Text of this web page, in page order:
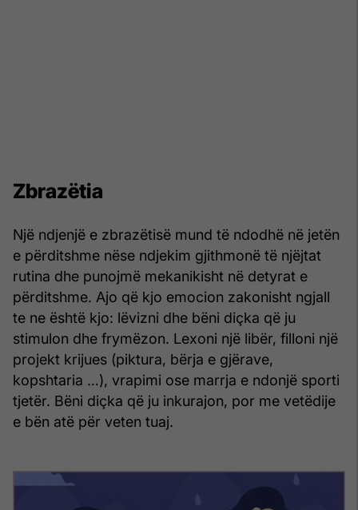
Zbrazëtia
Një ndjenjë e zbrazëtisë mund të ndodhë në jetën
e përditshme nëse ndjekim gjithmonë të njëjtat
rutina dhe punojmë mekanikisht në detyrat e
përditshme. Ajo që kjo emocion zakonisht ngjall
te ne është kjo: lëvizni dhe bëni diçka që ju
stimulon dhe frymëzon. Lexoni një libër, filloni një
projekt krijues (piktura, bërja e gjërave,
kopshtaria …), vrapimi ose marrja e ndonjë sporti
tjetër. Bëni diçka që ju inkurajon, por me vetëdije
e bën atë për veten tuaj.